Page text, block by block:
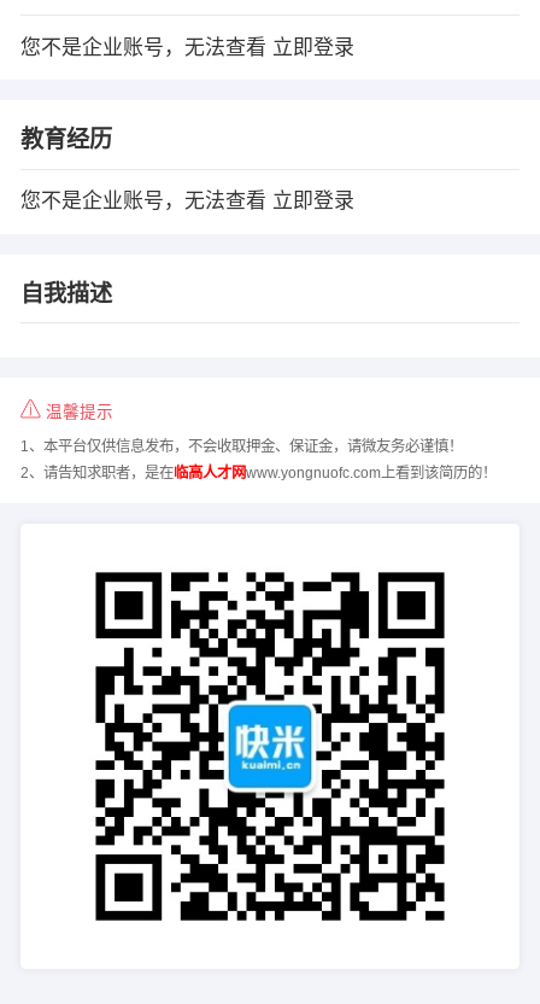
您不是企业账号，无法查看 立即登录
教育经历
您不是企业账号，无法查看 立即登录
自我描述
温馨提示
1、本平台仅供信息发布，不会收取押金、保证金，请微友务必谨慎！
2、请告知求职者，是在临高人才网www.yongnuofc.com上看到该简历的！